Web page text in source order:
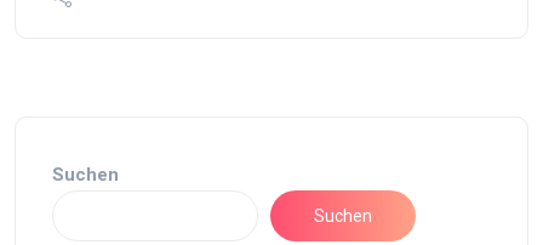
Suchen
Suchen